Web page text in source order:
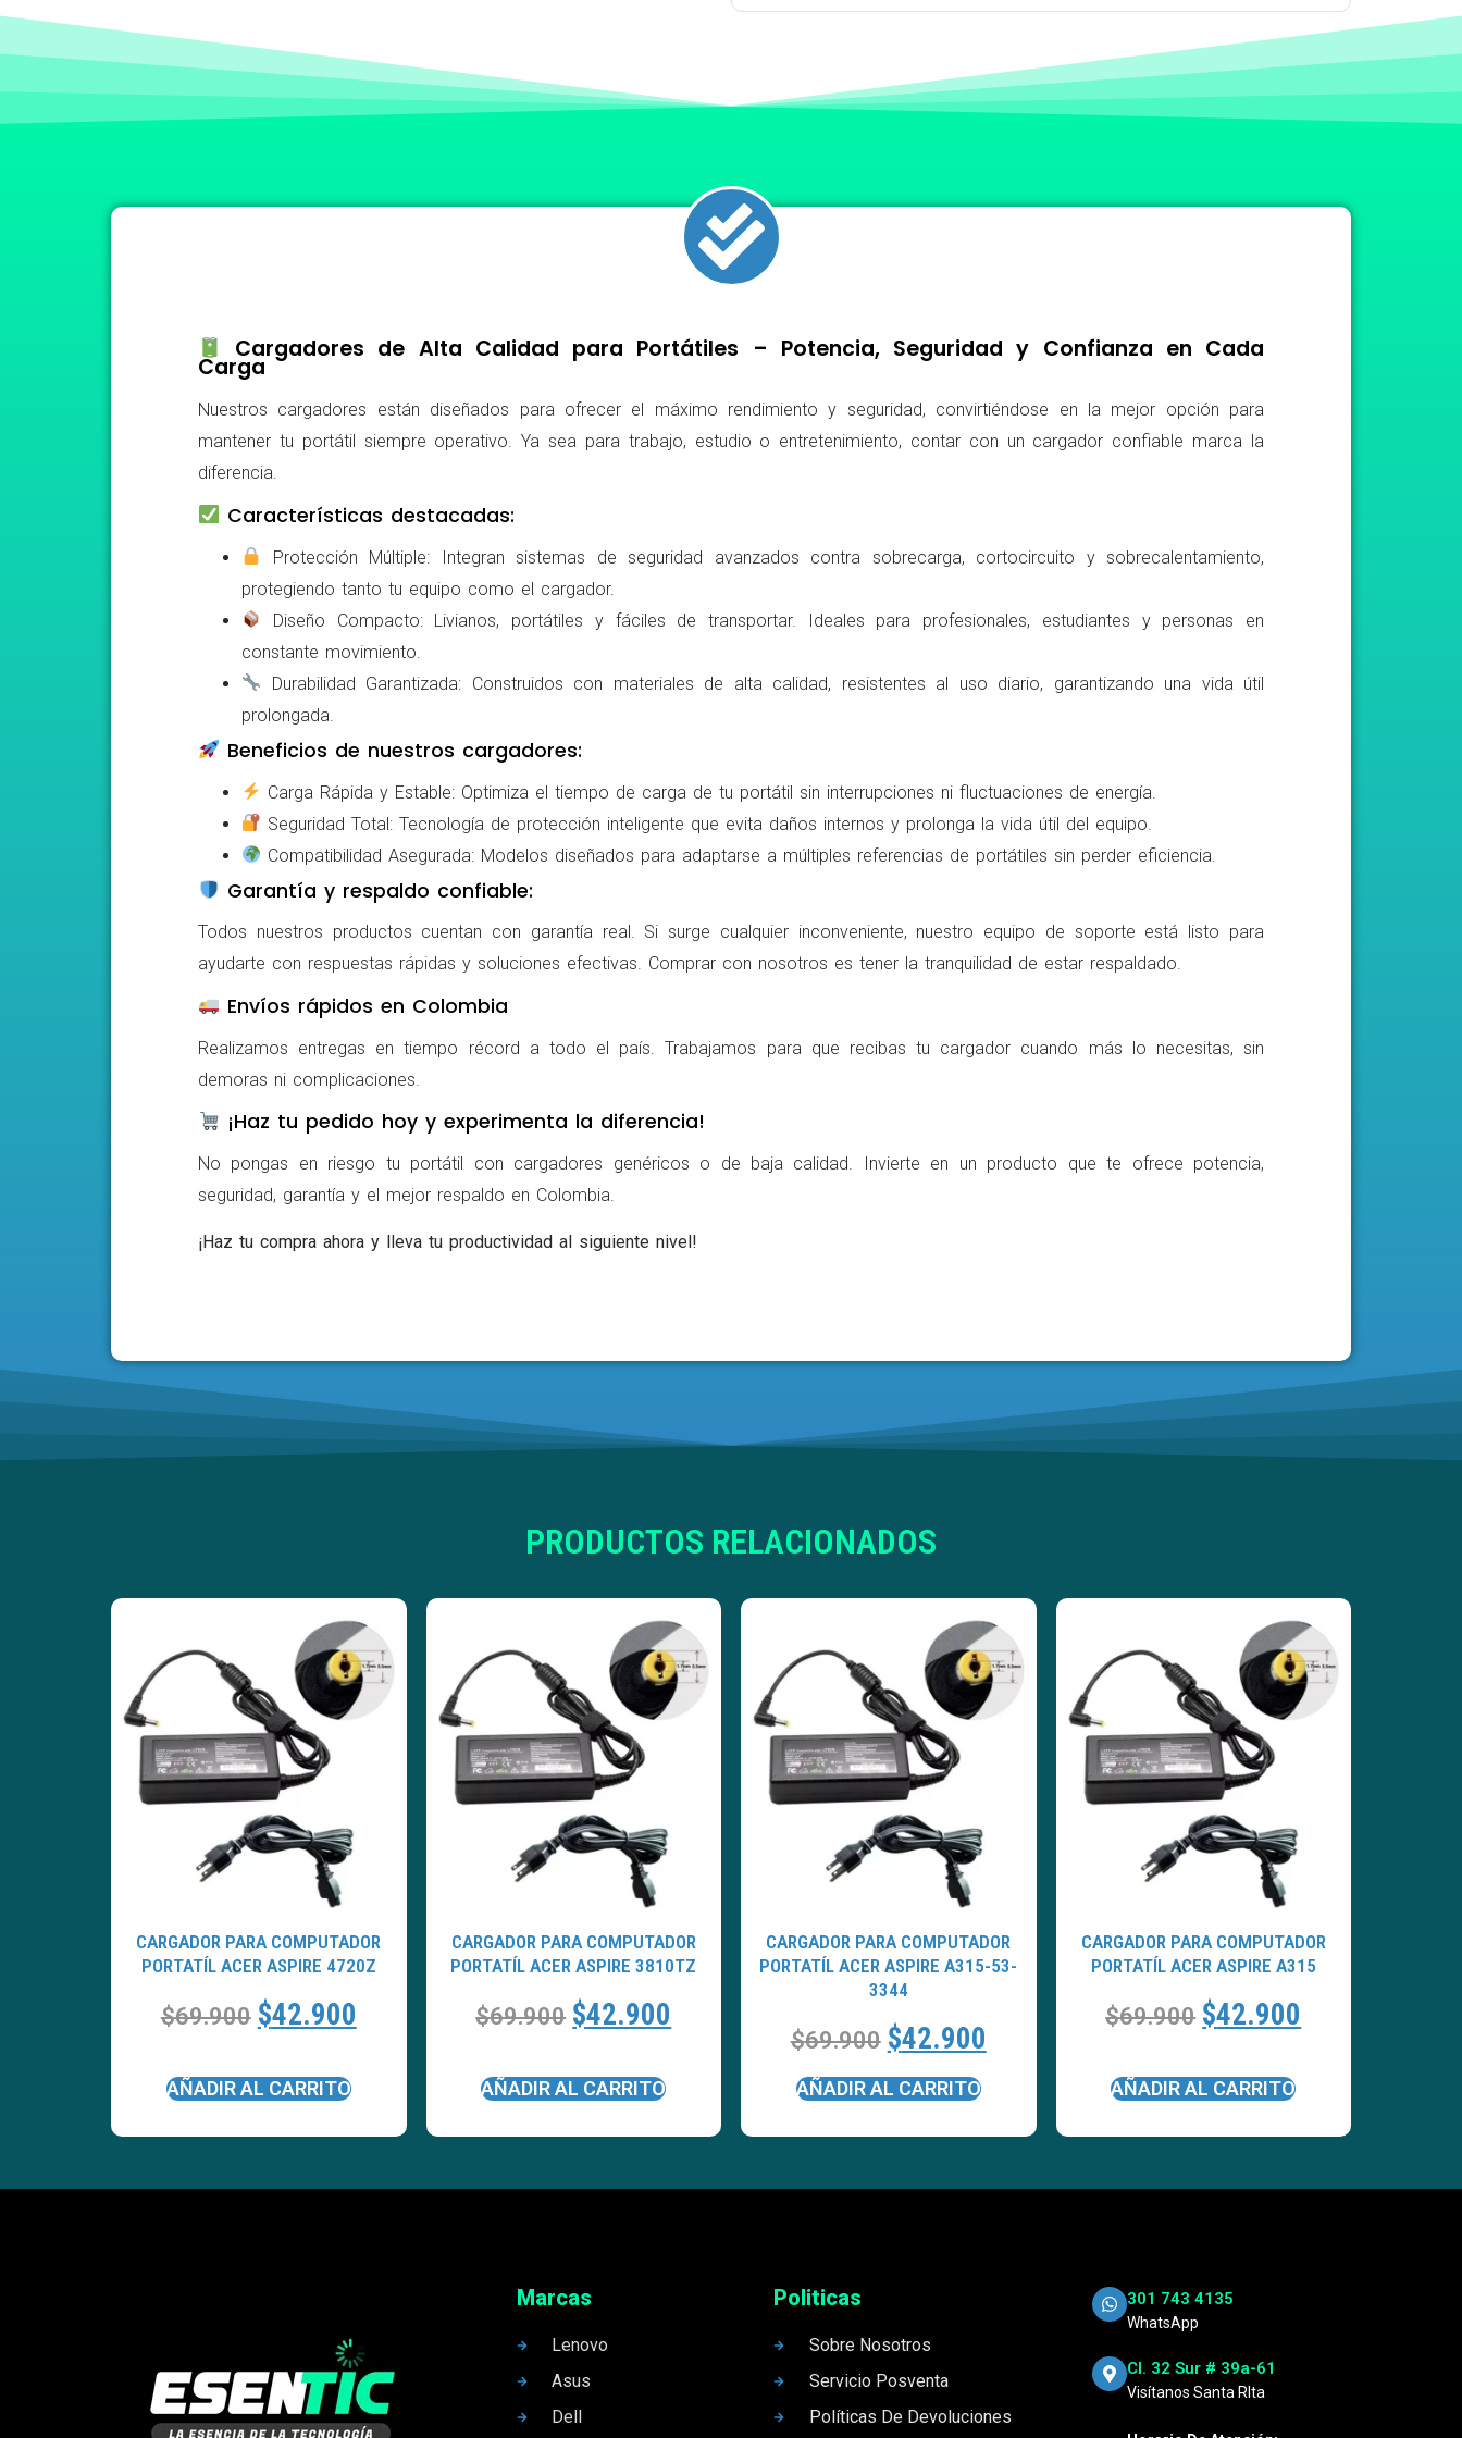
Cargadores de Alta Calidad para Portátiles – Potencia, Seguridad y Confianza en Cada
Carga
Nuestros cargadores están diseñados para ofrecer el máximo rendimiento y seguridad, convirtiéndose en la mejor opción para
mantener tu portátil siempre operativo. Ya sea para trabajo, estudio o entretenimiento, contar con un cargador confiable marca la
diferencia.
Características destacadas:
Protección Múltiple: Integran sistemas de seguridad avanzados contra sobrecarga, cortocircuito y sobrecalentamiento,
protegiendo tanto tu equipo como el cargador.
Diseño Compacto: Livianos, portátiles y fáciles de transportar. Ideales para profesionales, estudiantes y personas en
constante movimiento.
Durabilidad Garantizada: Construidos con materiales de alta calidad, resistentes al uso diario, garantizando una vida útil
prolongada.
Beneficios de nuestros cargadores:
Carga Rápida y Estable: Optimiza el tiempo de carga de tu portátil sin interrupciones ni fluctuaciones de energía.
Seguridad Total: Tecnología de protección inteligente que evita daños internos y prolonga la vida útil del equipo.
Compatibilidad Asegurada: Modelos diseñados para adaptarse a múltiples referencias de portátiles sin perder eficiencia.
Garantía y respaldo confiable:
Todos nuestros productos cuentan con garantía real. Si surge cualquier inconveniente, nuestro equipo de soporte está listo para
ayudarte con respuestas rápidas y soluciones efectivas. Comprar con nosotros es tener la tranquilidad de estar respaldado.
Envíos rápidos en Colombia
Realizamos entregas en tiempo récord a todo el país. Trabajamos para que recibas tu cargador cuando más lo necesitas, sin
demoras ni complicaciones.
¡Haz tu pedido hoy y experimenta la diferencia!
No pongas en riesgo tu portátil con cargadores genéricos o de baja calidad. Invierte en un producto que te ofrece potencia,
seguridad, garantía y el mejor respaldo en Colombia.
¡Haz tu compra ahora y lleva tu productividad al siguiente nivel!
PRODUCTOS RELACIONADOS
CARGADOR PARA COMPUTADOR
PORTATÍL ACER ASPIRE 4720Z
$69.900 $42.900
AÑADIR AL CARRITO
CARGADOR PARA COMPUTADOR
PORTATÍL ACER ASPIRE 3810TZ
$69.900 $42.900
AÑADIR AL CARRITO
CARGADOR PARA COMPUTADOR
PORTATÍL ACER ASPIRE A315-53-
3344
$69.900 $42.900
AÑADIR AL CARRITO
CARGADOR PARA COMPUTADOR
PORTATÍL ACER ASPIRE A315
$69.900 $42.900
AÑADIR AL CARRITO
Marcas
Lenovo
Asus
Dell
Politicas
Sobre Nosotros
Servicio Posventa
Políticas De Devoluciones
301 743 4135
WhatsApp
Cl. 32 Sur # 39a-61
Visítanos Santa RIta